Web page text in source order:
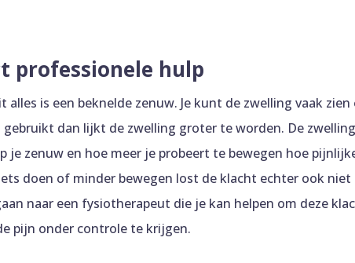
professionele hulp
alles is een beknelde zenuw. Je kunt de zwelling vaak zien
gebruikt dan lijkt de zwelling groter te worden. De zwelling
je zenuw en hoe meer je probeert te bewegen hoe
doen of minder bewegen lost de klacht echter ook niet
naar een fysiotherapeut die je kan helpen om deze
pijn onder controle te krijgen.